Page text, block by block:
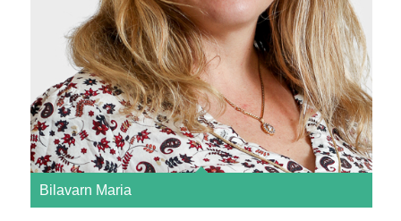
Bilavarn Maria